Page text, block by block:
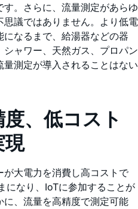
。さらに、流量測定があらゆ
議ではありません。より低電
なるまで、給湯器などの器
ャワー、天然ガス、プロパン
測定が導入されることはない
、低コスト
現
大電力を消費し高コストで
になり、IoTに参加することが
、流量を高精度で測定可能